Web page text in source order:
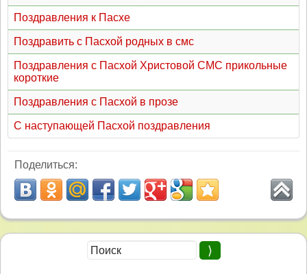
Поздравления к Пасхе
Поздравить с Пасхой родных в смс
Поздравления с Пасхой Христовой СМС прикольные
короткие
Поздравления с Пасхой в прозе
С наступающей Пасхой поздравления
Поделиться: